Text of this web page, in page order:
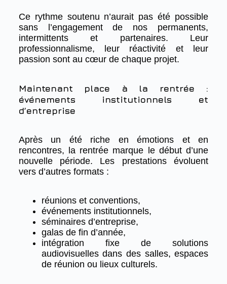
Ce rythme soutenu n’aurait pas été possible
sans l’engagement de nos permanents,
intermittents et partenaires. Leur
professionnalisme, leur réactivité et leur
passion sont au cœur de chaque projet.
Maintenant place à la rentrée :
événements institutionnels et
d’entreprise
Après un été riche en émotions et en
rencontres, la rentrée marque le début d’une
nouvelle période. Les prestations évoluent
vers d’autres formats :
réunions et conventions,
événements institutionnels,
séminaires d’entreprise,
galas de fin d’année,
intégration fixe de solutions
audiovisuelles dans des salles, espaces
de réunion ou lieux culturels.